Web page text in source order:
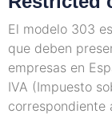
El modelo 303
que deben
empresas en
IVA (Impuesto
correspondiente